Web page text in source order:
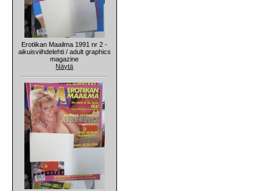
Erotiikan Maailma 1991 nr 2 -
aikuisviihdelehti / adult graphics
magazine
Näytä